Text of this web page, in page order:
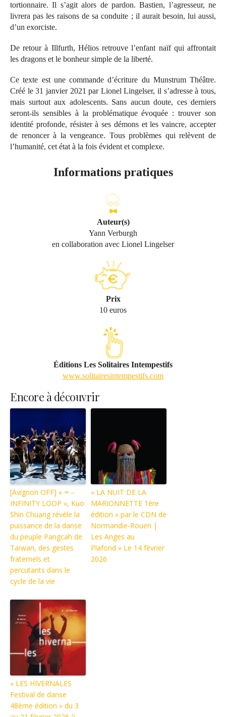
tortionnaire. Il s’agit alors de pardon. Bastien, l’agresseur, ne
livrera pas les raisons de sa conduite ; il aurait besoin, lui aussi,
d’un exorciste.
De retour à Illfurth, Hélios retrouve l’enfant naïf qui affrontait
les dragons et le bonheur simple de la liberté.
Ce texte est une commande d’écriture du Munstrum Théâtre.
Créé le 31 janvier 2021 par Lionel Lingelser, il s’adresse à tous,
mais surtout aux adolescents. Sans aucun doute, ces derniers
seront-ils sensibles à la problématique évoquée : trouver son
identité profonde, résister à ses démons et les vaincre, accepter
de renoncer à la vengeance. Tous problèmes qui relèvent de
l’humanité, cet état à la fois évident et complexe.
Informations pratiques
Auteur(s)
Yann Verburgh
en collaboration avec Lionel Lingelser
Prix
10 euros
Éditions Les Solitaires Intempestifs
www.solitairesintempestifs.com
Encore à découvrir
[Avignon OFF] « ∞ ‒
INFINITY LOOP », Kuo
Shin Chuang révèle la
puissance de la danse
du peuple Pangcah de
Taïwan, des gestes
fraternels et
percutants dans le
cycle de la vie
« LA NUIT DE LA
MARIONNETTE 1ère
édition » par le CDN de
Normandie-Rouen |
Les Anges au
Plafond » Le 14 février
2026
« LES HIVERNALES
Festival de danse
48ème édition » du 3